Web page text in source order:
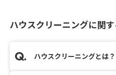
ハウスクリーニングに関
ハウスクリーニングとは？